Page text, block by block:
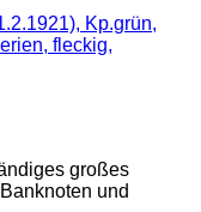
Kp.grün,
fleckig,
großes
und